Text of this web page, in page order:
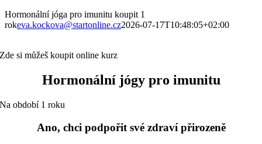
Hormonální jóga pro imunitu koupit 1
rokeva.kockova@startonline.cz2026-07-17T10:48:05+02:00
Zde si můžeš koupit online kurz
Hormonální jógy pro imunitu
Na období 1 roku
Ano, chci podpořit své zdraví přirozeně